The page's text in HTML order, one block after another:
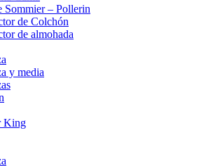
Sommier – Pollerin
de Colchón
de almohada
y media
King